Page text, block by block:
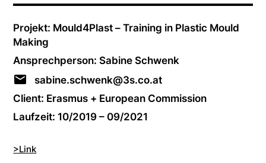
Projekt: Mould4Plast – Training in Plastic Mould
Making
Ansprechperson: Sabine Schwenk
sabine.schwenk@3s.co.at
Client: Erasmus + European Commission
Laufzeit: 10/2019 – 09/2021
>Link